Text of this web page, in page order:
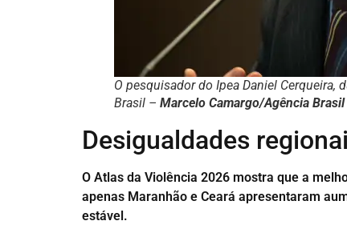
O pesquisador do Ipea Daniel
Brasil – Marcelo Camargo/Agência Brasil
Desigualdades
O Atlas da Violência 2026 mostra que a
apenas Maranhão e Ceará apresentaram
estável.